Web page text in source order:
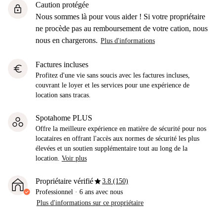
lock
Caution protégée
Nous sommes là pour vous aider ! Si votre propriétaire
ne procède pas au remboursement de votre cation, nous
nous en chargerons. Plus d'informations
euro Factures incluses
Profitez d'une vie sans soucis avec les factures incluses,
couvrant le loyer et les services pour une expérience de
location sans tracas.
Spotahome PLUS
Offre la meilleure expérience en matière de sécurité pour nos
locataires en offrant l'accès aux normes de sécurité les plus
élevées et un soutien supplémentaire tout au long de la
location. Voir plus
Propriétaire vérifiéstar3.8 (150)
Professionnel · 6 ans avec nous
Plus d'informations sur ce propriétaire